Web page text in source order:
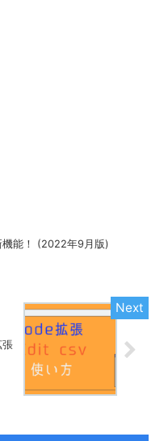
能！ (2022年9月版)
張